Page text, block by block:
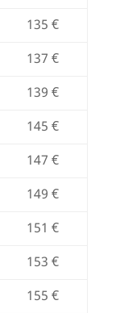
135 €
137 €
139 €
145 €
147 €
149 €
151 €
153 €
155 €